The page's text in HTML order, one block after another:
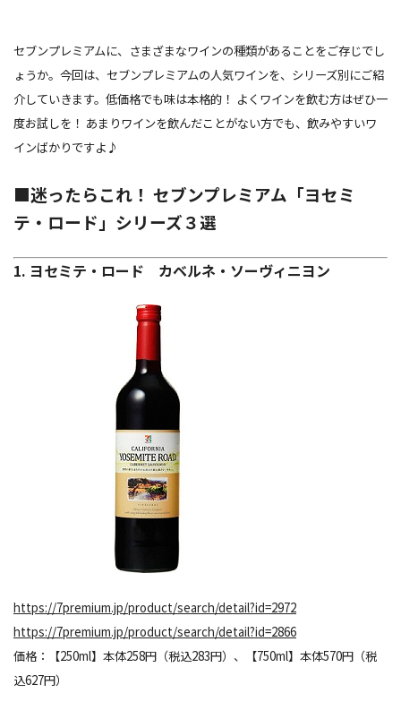
セブンプレミアムに、さまざまなワインの種類があることをご存じでし
ょうか。今回は、セブンプレミアムの人気ワインを、シリーズ別にご紹
介していきます。低価格でも味は本格的！ よくワインを飲む方はぜひ一
度お試しを！ あまりワインを飲んだことがない方でも、飲みやすいワ
インばかりですよ♪
■迷ったらこれ！ セブンプレミアム「ヨセミ
テ・ロード」シリーズ３選
1. ヨセミテ・ロード カベルネ・ソーヴィニヨン
https://7premium.jp/product/search/detail?id=2972
https://7premium.jp/product/search/detail?id=2866
価格：【250ml】本体258円（税込283円）、【750ml】本体570円（税
込627円）